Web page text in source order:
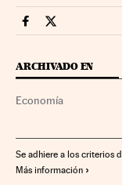
Economia Cinco
Economia
ARCHIVADO EN
Economía
Se adhiere a los criterios
Más información